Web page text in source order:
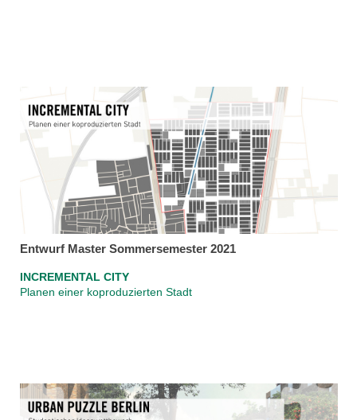
Entwurf Master Sommersemester 2021
INCREMENTAL CITY
Planen einer koproduzierten Stadt